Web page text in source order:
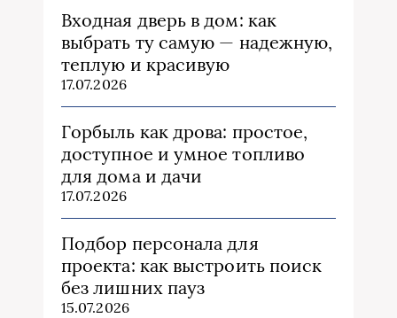
Входная дверь в дом: как
выбрать ту самую — надежную,
теплую и красивую
17.07.2026
Горбыль как дрова: простое,
доступное и умное топливо
для дома и дачи
17.07.2026
Подбор персонала для
проекта: как выстроить поиск
без лишних пауз
15.07.2026